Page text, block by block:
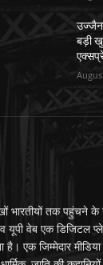
उज्जैन
बड़ी
भारतीयों तक पहुंचने के
यूपी वेब एक डिजिटल
है। एक जिम्मेदार